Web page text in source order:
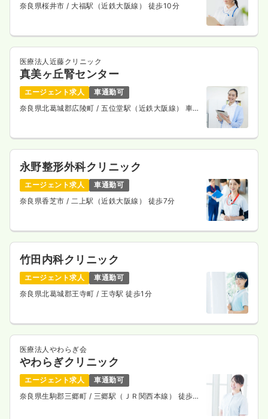
奈良県桜井市 / 大福駅（近鉄大阪線） 徒歩10分
医療法人近藤クリニック
真美ヶ丘腎センター
エージェント求人
車通勤可
奈良県北葛城郡広陵町 / 五位堂駅（近鉄大阪線） 車
永野整形外科クリニック
エージェント求人
車通勤可
奈良県香芝市 / 二上駅（近鉄大阪線） 徒歩7分
竹田内科クリニック
エージェント求人
車通勤可
奈良県北葛城郡王寺町 / 王寺駅 徒歩1分
医療法人やわらぎ会
やわらぎクリニック
エージェント求人
車通勤可
奈良県生駒郡三郷町 / 三郷駅（ＪＲ関西本線） 徒歩2